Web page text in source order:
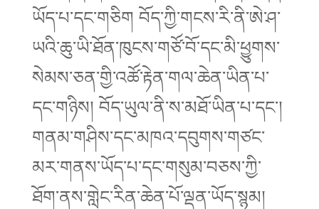
ཡོད་པ་དང་གཅིག བོད་ཀྱི་གངས་རི་ནི་ཨེ་ཤ་
ཡའི་ཆུ་ཡི་ཐོན་ཁུངས་གཙོ་བོ་དང་མི་ཕྱུགས་
སེམས་ཅན་གྱི་འཚོ་རྟེན་གལ་ཆེན་ཡིན་པ་
དང་གཉིས། བོད་ཡུལ་ནི་ས་མཐོ་ཡིན་པ་དང་།
གནམ་གཤིས་དང་མཁའ་དབུགས་གཙང་
མར་གནས་ཡོད་པ་དང་གསུམ་བཅས་ཀྱི་
ཐོག་ནས་གླེང་རིན་ཆེན་པོ་ལྡན་ཡོད་སྙམ།